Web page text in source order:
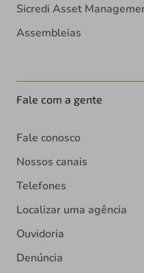
Sicredi Asset
Assembleias
Fale com a gente
Fale conosco
Nossos canais
Telefones
Localizar uma agência
Ouvidoria
Denúncia